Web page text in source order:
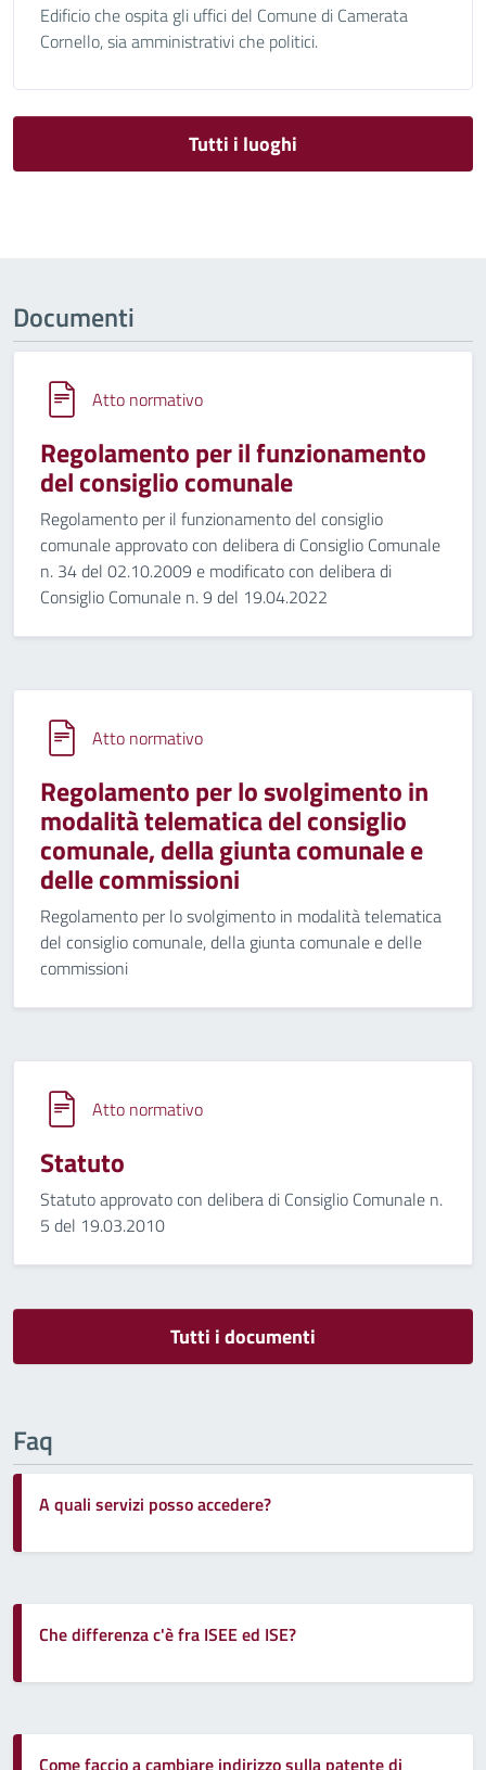
Edificio che ospita gli uffici del Comune di Camerata
Cornello, sia amministrativi che politici.
Tutti i luoghi
Documenti
Atto normativo
Regolamento per il funzionamento
del consiglio comunale
Regolamento per il funzionamento del consiglio
comunale approvato con delibera di Consiglio Comunale
n. 34 del 02.10.2009 e modificato con delibera di
Consiglio Comunale n. 9 del 19.04.2022
Atto normativo
Regolamento per lo svolgimento in
modalità telematica del consiglio
comunale, della giunta comunale e
delle commissioni
Regolamento per lo svolgimento in modalità telematica
del consiglio comunale, della giunta comunale e delle
commissioni
Atto normativo
Statuto
Statuto approvato con delibera di Consiglio Comunale n.
5 del 19.03.2010
Tutti i documenti
Faq
A quali servizi posso accedere?
Che differenza c'è fra ISEE ed ISE?
Come faccio a cambiare indirizzo sulla patente di